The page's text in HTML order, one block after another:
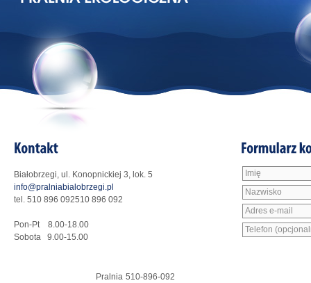
Białobrzegi, ul. Konopnickiej 3, lok. 5
info@pralniabialobrzegi.pl
tel. 510 896 092510 896 092
Pon-Pt 8.00-18.00
Sobota 9.00-15.00
Pralnia 510-896-092